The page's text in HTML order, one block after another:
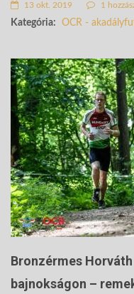
13 okt. 2019 1
Kategória: OCR -
Bronzérmes
bajnokságon –